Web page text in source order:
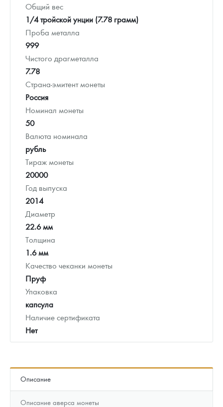
Общий вес
1/4 тройской унции (7.78 грамм)
Проба металла
999
Чистого драгметалла
7.78
Страна-эмитент монеты
Россия
Номинал монеты
50
Валюта номинала
рубль
Тираж монеты
20000
Год выпуска
2014
Диаметр
22.6 мм
Толщина
1.6 мм
Качество чеканки монеты
Пруф
Упаковка
капсула
Наличие сертификата
Нет
Описание
Описание аверса монеты